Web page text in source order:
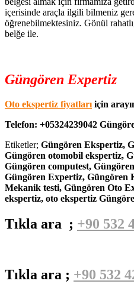
içerisinde araçla ilgili bilmeniz
öğrenebilmektesiniz. Gönül
belğe ile.
Güngören Expertiz
Oto ekspertiz fiyatlarıiçin
Telefon: +05324239042
Etiketler; Güngören Ekspertiz,
Güngören otomobil ekspertiz,
Güngören computest,
Güngören Expertiz, Güngören
Mekanik testi, Güngören Oto
ekspertiz, oto ekspertiz
Tıkla ara ; +90 532
Tıkla ara ; +90 532